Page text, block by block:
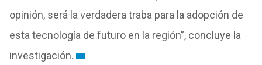
opinión, será la verdadera traba para la adopción de
esta tecnología de futuro en la región”, concluye la
investigación.